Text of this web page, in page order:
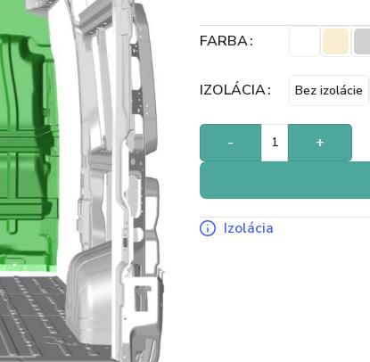
FARBA
IZOLÁCIA Bez izolácie
-
+
Izolácia